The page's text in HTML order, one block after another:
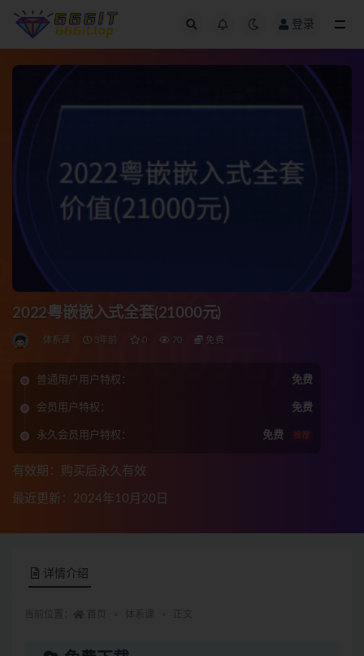
登录
2022粤嵌嵌入式全套(21000元)
体系课 3年前 0 70 免费
普通用户用户特权： 免费
会员用户特权： 免费
永久会员用户特权： 免费 推荐
有效期：购买后永久有效
最近更新：2024年10月20日
详情介绍